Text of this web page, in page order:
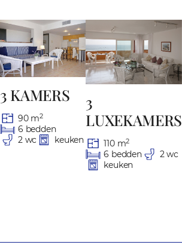
3 KAMERS
90 m2
6 bedden
2 wc
keuken
3
LUXEKAMERS
110 m2
6 bedden
2 wc
keuken